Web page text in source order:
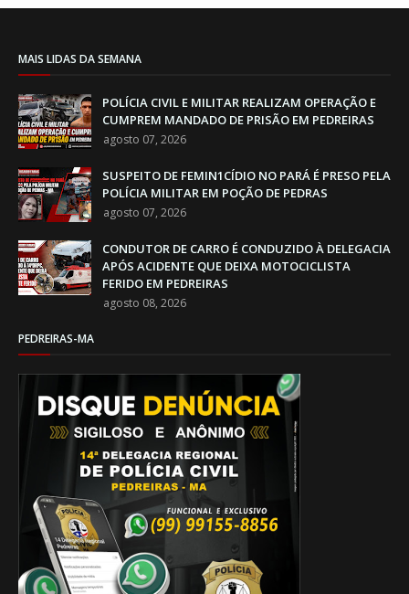
MAIS LIDAS DA SEMANA
POLÍCIA CIVIL E MILITAR REALIZAM OPERAÇÃO E
CUMPREM MANDADO DE PRISÃO EM PEDREIRAS
agosto 07, 2026
SUSPEITO DE FEMIN1CÍDIO NO PARÁ É PRESO PELA
POLÍCIA MILITAR EM POÇÃO DE PEDRAS
agosto 07, 2026
CONDUTOR DE CARRO É CONDUZIDO À DELEGACIA
APÓS ACIDENTE QUE DEIXA MOTOCICLISTA
FERIDO EM PEDREIRAS
agosto 08, 2026
PEDREIRAS-MA